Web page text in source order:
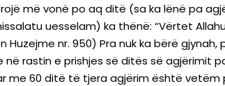
më vonë po aq ditë (sa ka lënë pa
uesselam) ka thënë: “Vërtet
nr. 950) Pra nuk ka bërë
rastin e prishjes së ditës së agjërimit
me 60 ditë të tjera agjërim është